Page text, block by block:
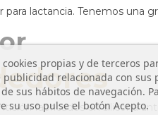
lactancia. Tenemos una
fabricados en silicona
propias y de terceros
relacionada con sus
sus hábitos de navegación.
su uso pulse el botón Acepto.